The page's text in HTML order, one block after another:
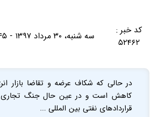
کد خبر :
۵۲۴۶۲
سه شنبه، ۳۰ مرداد ۱۳۹۷ - ۱۱:۲۱:۴۵
در حالی که شکاف عرضه و تقاضا بازار
کاهش است و در عین حال جنگ تجاری
قراردادهای نفتی بین المللی ...